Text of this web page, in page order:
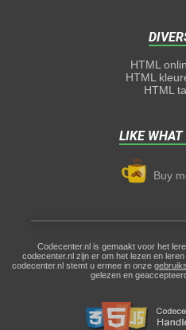
HTML
HTML
HTML
LIKE WHAT
Buy
Codecenter.nl is gemaakt voor het
codecenter.nl zijn er om het lezen en
codecenter.nl stemt u ermee in onze
gelezen en